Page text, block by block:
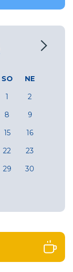
SO
NE
1
2
8
9
15
16
22
23
29
30